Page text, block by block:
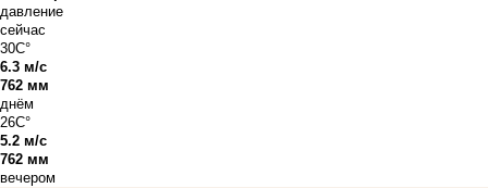
давление
сейчас
30C°
6.3 м/с
762 мм
днём
26C°
5.2 м/с
762 мм
вечером